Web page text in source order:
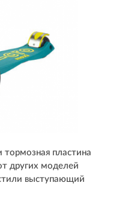
пластина
других моделей
выступающий